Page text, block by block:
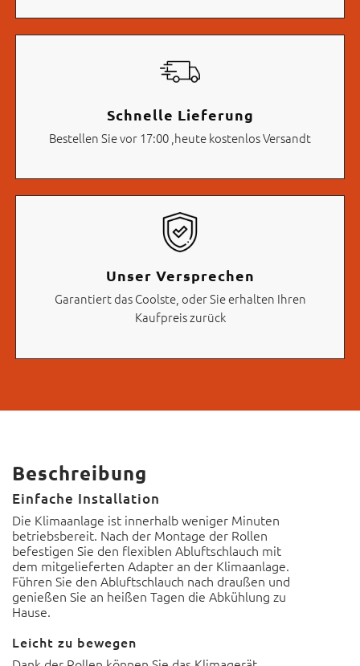
Schnelle Lieferung
Bestellen Sie vor 17:00 ,heute kostenlos Versandt
Unser Versprechen
Garantiert das Coolste, oder Sie erhalten Ihren
Kaufpreis zurück
Beschreibung
Einfache Installation
Die Klimaanlage ist innerhalb weniger Minuten
betriebsbereit. Nach der Montage der Rollen
befestigen Sie den flexiblen Abluftschlauch mit
dem mitgelieferten Adapter an der Klimaanlage.
Führen Sie den Abluftschlauch nach draußen und
genießen Sie an heißen Tagen die Abkühlung zu
Hause.
Leicht zu bewegen